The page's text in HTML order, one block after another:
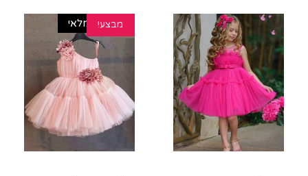
מבצע!
אזל מהמלאי